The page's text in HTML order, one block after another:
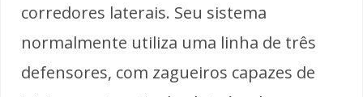
corredores laterais. Seu sistema
normalmente utiliza uma linha de três
defensores, com zagueiros capazes de